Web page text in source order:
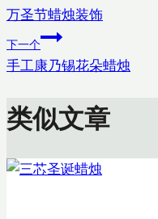
签：
章
导
航
万圣节蜡烛装饰
下一个
手工康乃锡花朵蜡烛
类似文章